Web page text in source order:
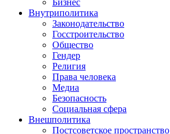
Бизнес
Внутриполитика
Законодательство
Госстроительство
Общество
Гендер
Религия
Права человека
Медиа
Безопасность
Социальная сфера
Внешполитика
Постсоветское пространство